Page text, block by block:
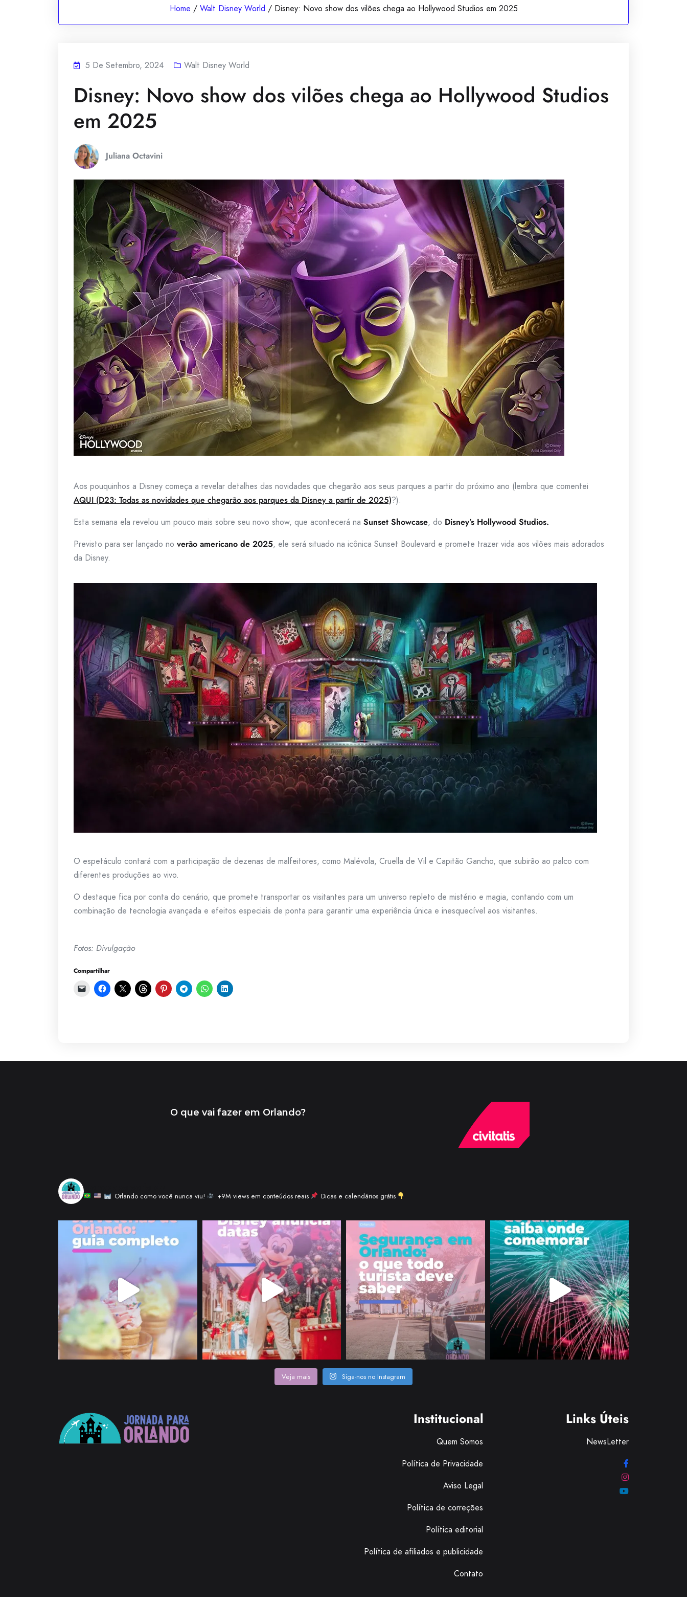
Home / Walt Disney World / Disney: Novo show dos vilões chega ao Hollywood Studios em 2025
5 De Setembro, 2024 Walt Disney World
Disney: Novo show dos vilões chega ao Hollywood Studios
em 2025
Juliana Octavini
Aos pouquinhos a Disney começa a revelar detalhes das novidades que chegarão aos seus parques a partir do próximo ano (lembra que comentei
AQUI (D23: Todas as novidades que chegarão aos parques da Disney a partir de 2025)?).
Esta semana ela revelou um pouco mais sobre seu novo show, que acontecerá na Sunset Showcase, do Disney’s Hollywood Studios.
Previsto para ser lançado no verão americano de 2025, ele será situado na icônica Sunset Boulevard e promete trazer vida aos vilões mais adorados
da Disney.
O espetáculo contará com a participação de dezenas de malfeitores, como Malévola, Cruella de Vil e Capitão Gancho, que subirão ao palco com
diferentes produções ao vivo.
O destaque fica por conta do cenário, que promete transportar os visitantes para um universo repleto de mistério e magia, contando com um
combinação de tecnologia avançada e efeitos especiais de ponta para garantir uma experiência única e inesquecível aos visitantes.
Fotos: Divulgação
Compartilhar
Orlando como você nunca viu! +9M views em conteúdos reais Dicas e calendários grátis
Veja mais Siga-nos no Instagram
Institucional
Quem Somos
Política de Privacidade
Aviso Legal
Política de correções
Política editorial
Política de afiliados e publicidade
Contato
Links Úteis
NewsLetter